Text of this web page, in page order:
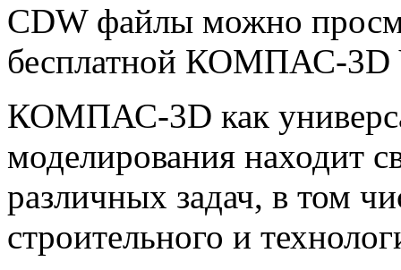
CDW файлы можно
бесплатной КОМПАС-3D
КОМПАС-3D как
моделирования находит
различных задач, в том
строительного и